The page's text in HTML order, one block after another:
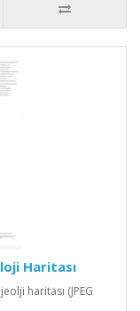
Haritası
haritası (JPEG